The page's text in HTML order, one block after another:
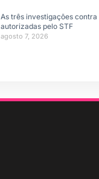
As três investigações contra
autorizadas pelo STF
agosto 7, 2026